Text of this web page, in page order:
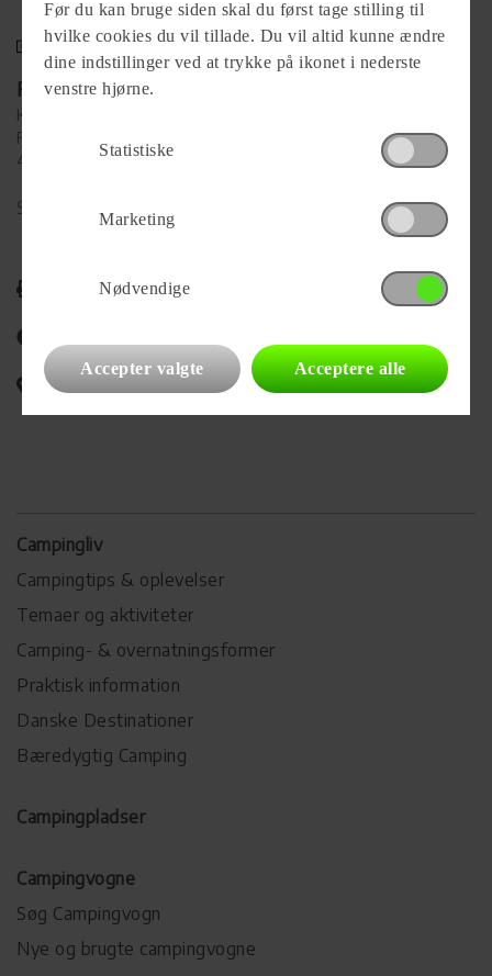
Forhandler
Køge MC
Falkevej 38
4600 Køge
Se alle 441 vogne for forhandleren
Udskriv
Campingvognens placering
Campingliv
Campingtips & oplevelser
Temaer og aktiviteter
Camping- & overnatningsformer
Praktisk information
Danske Destinationer
Bæredygtig Camping
Campingpladser
Campingvogne
Søg Campingvogn
Nye og brugte campingvogne
Før du kan bruge siden skal du først tage stilling til
hvilke cookies du vil tillade. Du vil altid kunne ændre
dine indstillinger ved at trykke på ikonet i nederste
venstre hjørne.
Statistiske
Marketing
Nødvendige
Accepter valgte Acceptere alle